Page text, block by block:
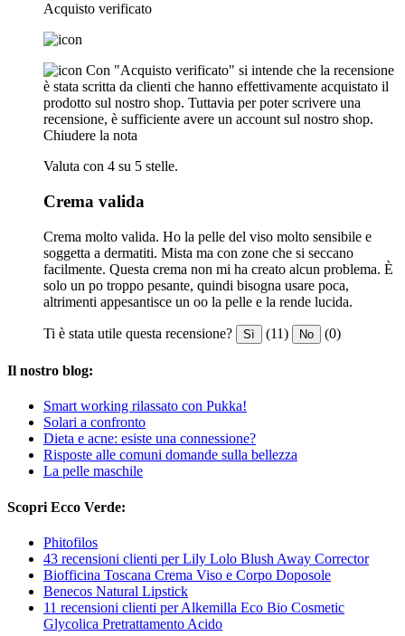
Acquisto verificato
Con "Acquisto verificato" si intende che la recensione
è stata scritta da clienti che hanno effettivamente acquistato il
prodotto sul nostro shop. Tuttavia per poter scrivere una
recensione, è sufficiente avere un account sul nostro shop.
Chiudere la nota
Valuta con 4 su 5 stelle.
Crema valida
Crema molto valida. Ho la pelle del viso molto sensibile e
soggetta a dermatiti. Mista ma con zone che si seccano
facilmente. Questa crema non mi ha creato alcun problema. È
solo un po troppo pesante, quindi bisogna usare poca,
altrimenti appesantisce un oo la pelle e la rende lucida.
Ti è stata utile questa recensione? Sì (11) No (0)
Il nostro blog:
Smart working rilassato con Pukka!
Solari a confronto
Dieta e acne: esiste una connessione?
Risposte alle comuni domande sulla bellezza
La pelle maschile
Scopri Ecco Verde:
Phitofilos
43 recensioni clienti per Lily Lolo Blush Away Corrector
Biofficina Toscana Crema Viso e Corpo Doposole
Benecos Natural Lipstick
11 recensioni clienti per Alkemilla Eco Bio Cosmetic
Glycolica Pretrattamento Acido